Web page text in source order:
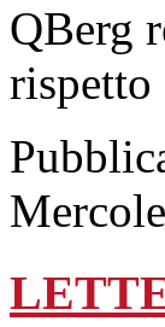
QBerg
rispetto